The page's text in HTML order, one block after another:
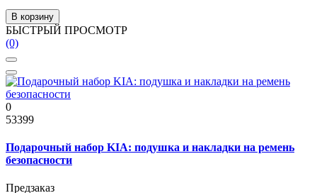
В корзину
БЫСТРЫЙ ПРОСМОТР
(0)
0
53399
Подарочный набор KIA: подушка и накладки на ремень
безопасности
Предзаказ